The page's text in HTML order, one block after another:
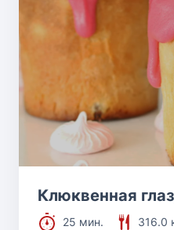
Клюквенная
25 мин.
316.0